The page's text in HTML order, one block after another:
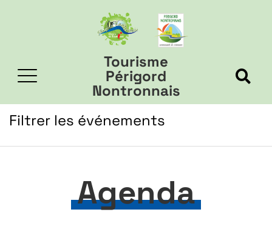
Tourisme
Périgord
Nontronnais
Filtrer les événements
Agenda